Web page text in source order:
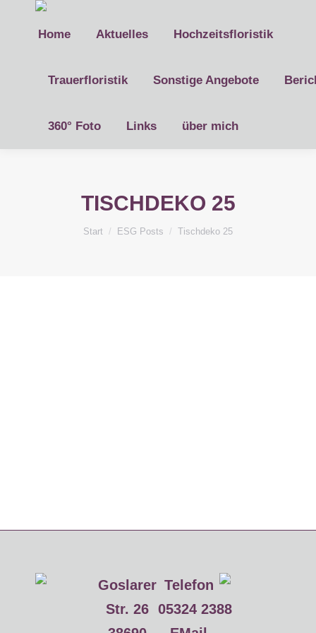
Home Aktuelles Hochzeitsfloristik
Trauerfloristik Sonstige Angebote
360° Foto Links über mich
TISCHDEKO 25
Sie befinden sich hier:
Start ESG Posts Tischdeko 25
Goslarer
Str. 26
Telefon
05324 2388